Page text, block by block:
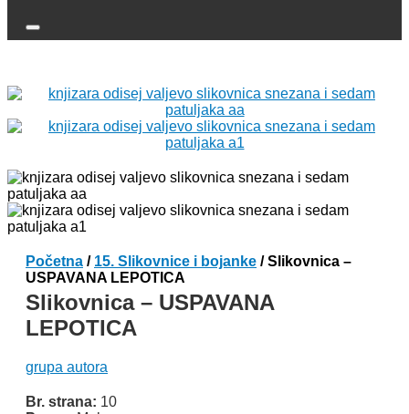
Početna / 15. Slikovnice i bojanke / Slikovnica –
USPAVANA LEPOTICA
Slikovnica – USPAVANA
LEPOTICA
grupa autora
Br. strana: 10